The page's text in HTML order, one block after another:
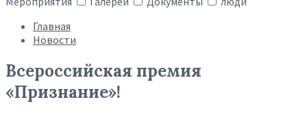
Главная
Новости
Всероссийская премия
«Признание»!